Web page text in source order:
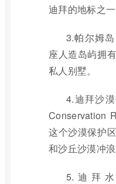
迪拜的地标之一
3.帕尔姆
座人造岛屿拥
私人别墅。
4.迪拜沙
Conservation
这个沙漠保护
和沙丘沙漠冲浪
5.迪拜水